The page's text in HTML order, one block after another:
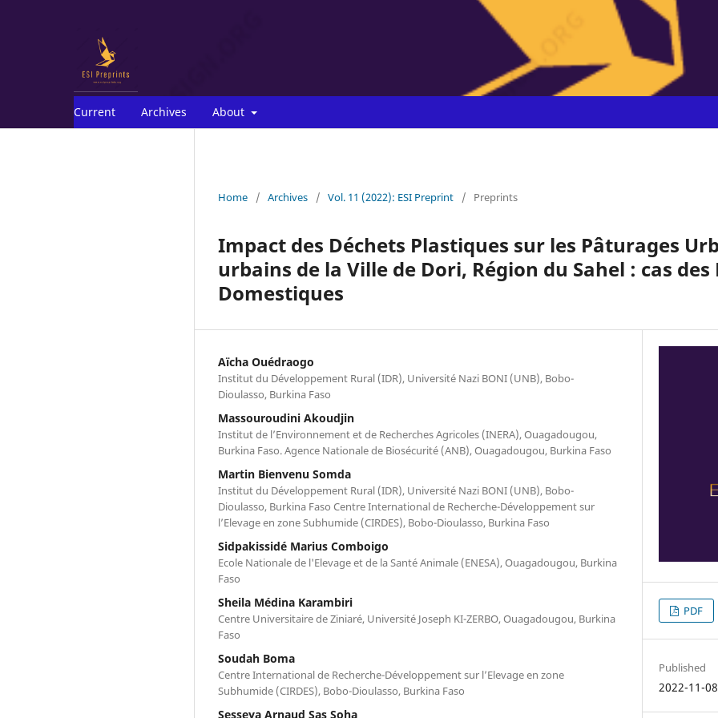
Current Archives About
Home / Archives / Vol. 11 (2022): ESI Preprint / Preprints
Impact des Déchets Plastiques sur les Pâturages
urbains de la Ville de Dori, Région du Sahel : cas
Domestiques
Aïcha Ouédraogo
Institut du Développement Rural (IDR), Université Nazi BONI (UNB), Bobo-
Dioulasso, Burkina Faso
Massouroudini Akoudjin
Institut de l’Environnement et de Recherches Agricoles (INERA), Ouagadougou,
Burkina Faso. Agence Nationale de Biosécurité (ANB), Ouagadougou, Burkina Faso
Martin Bienvenu Somda
Institut du Développement Rural (IDR), Université Nazi BONI (UNB), Bobo-
Dioulasso, Burkina Faso Centre International de Recherche-Développement sur
l’Elevage en zone Subhumide (CIRDES), Bobo-Dioulasso, Burkina Faso
Sidpakissidé Marius Comboigo
Ecole Nationale de l'Elevage et de la Santé Animale (ENESA), Ouagadougou, Burkina
Faso
Sheila Médina Karambiri
Centre Universitaire de Ziniaré, Université Joseph KI-ZERBO, Ouagadougou, Burkina
Faso
Soudah Boma
Centre International de Recherche-Développement sur l’Elevage en zone
Subhumide (CIRDES), Bobo-Dioulasso, Burkina Faso
Sesseya Arnaud Sas Soha
PDF
Published
2022-11-08